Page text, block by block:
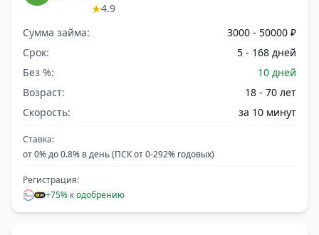
★4.9
Сумма займа:
3000 - 50000 ₽
Срок:
5 - 168 дней
Без %:
10 дней
Возраст:
18 - 70 лет
Скорость:
за 10 минут
Ставка:
от 0% до 0.8% в день (ПСК от 0-292% годовых)
Регистрация:
+75% к одобрению